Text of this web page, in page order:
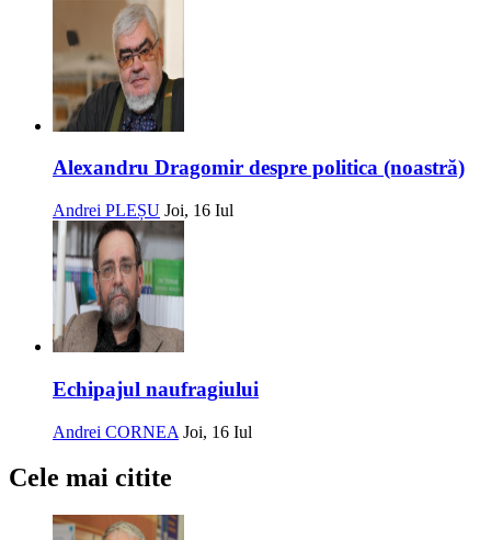
Alexandru Dragomir despre politica (noastră)
Andrei PLEȘU Joi, 16 Iul
Echipajul naufragiului
Andrei CORNEA Joi, 16 Iul
Cele mai citite